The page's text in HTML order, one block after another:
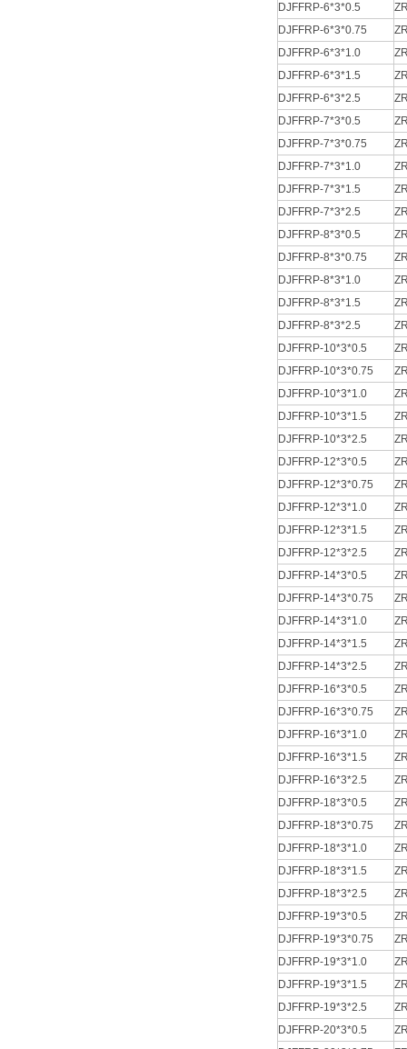
DJFFRP-6*3*0.5
DJFFRP-6*3*0.75
DJFFRP-6*3*1.0
DJFFRP-6*3*1.5
DJFFRP-6*3*2.5
DJFFRP-7*3*0.5
DJFFRP-7*3*0.75
DJFFRP-7*3*1.0
DJFFRP-7*3*1.5
DJFFRP-7*3*2.5
DJFFRP-8*3*0.5
DJFFRP-8*3*0.75
DJFFRP-8*3*1.0
DJFFRP-8*3*1.5
DJFFRP-8*3*2.5
DJFFRP-10*3*0.5
DJFFRP-10*3*0.75
DJFFRP-10*3*1.0
DJFFRP-10*3*1.5
DJFFRP-10*3*2.5
DJFFRP-12*3*0.5
DJFFRP-12*3*0.75
DJFFRP-12*3*1.0
DJFFRP-12*3*1.5
DJFFRP-12*3*2.5
DJFFRP-14*3*0.5
DJFFRP-14*3*0.75
DJFFRP-14*3*1.0
DJFFRP-14*3*1.5
DJFFRP-14*3*2.5
DJFFRP-16*3*0.5
DJFFRP-16*3*0.75
DJFFRP-16*3*1.0
DJFFRP-16*3*1.5
DJFFRP-16*3*2.5
DJFFRP-18*3*0.5
DJFFRP-18*3*0.75
DJFFRP-18*3*1.0
DJFFRP-18*3*1.5
DJFFRP-18*3*2.5
DJFFRP-19*3*0.5
DJFFRP-19*3*0.75
DJFFRP-19*3*1.0
DJFFRP-19*3*1.5
DJFFRP-19*3*2.5
DJFFRP-20*3*0.5